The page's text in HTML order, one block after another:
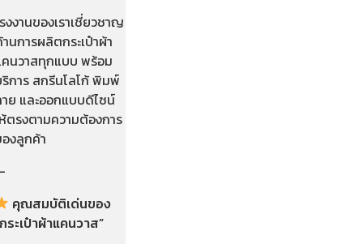
งงานของเราเชี่ยวชาญ
นการผลิตกระเป๋าผ้า
นวาสทุกแบบ พร้อม
การ สกรีนโลโก้ พิมพ์
ย และออกแบบดีไซน์
ตรงตามความต้องการ
งลูกค้า
คุณสมบัติเด่นของ
ระเป๋าผ้าแคนวาส”